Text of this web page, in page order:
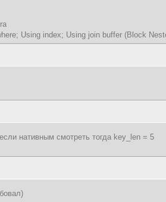
Using index; Using join buffer (Block
нативным смотреть тогда key_len = 5